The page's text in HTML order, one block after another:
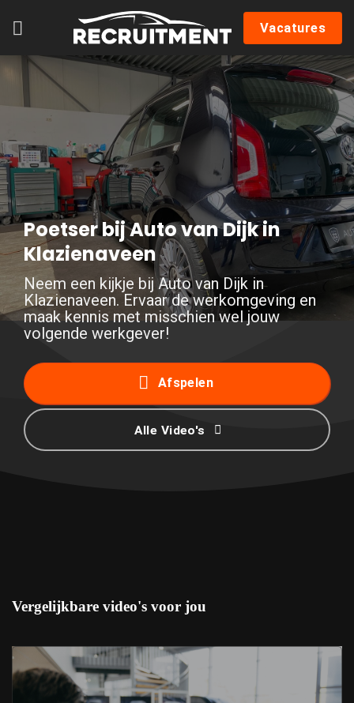
Vacatures
Poetser bij Auto van Dijk in
Klazienaveen
Neem een kijkje bij Auto van Dijk in
Klazienaveen. Ervaar de werkomgeving en
maak kennis met misschien wel jouw
volgende werkgever!
Afspelen
Alle Video's
Vergelijkbare video's voor jou